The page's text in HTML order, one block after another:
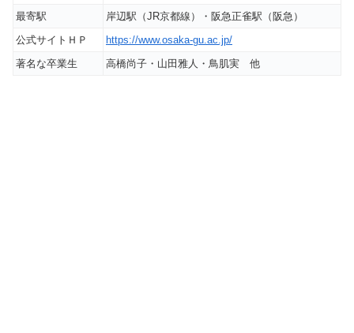
最寄駅
岸辺駅（JR京都線）・阪急正雀駅（阪急）
公式サイトＨＰ
https://www.osaka-gu.ac.jp/
著名な卒業生
高橋尚子・山田雅人・鳥肌実 他